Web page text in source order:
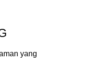
yang